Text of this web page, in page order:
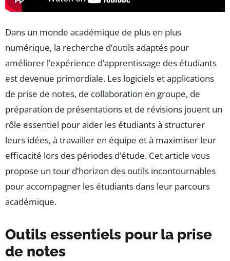
Dans un monde académique de plus en plus
numérique, la recherche d’outils adaptés pour
améliorer l’expérience d’apprentissage des étudiants
est devenue primordiale. Les logiciels et applications
de prise de notes, de collaboration en groupe, de
préparation de présentations et de révisions jouent un
rôle essentiel pour aider les étudiants à structurer
leurs idées, à travailler en équipe et à maximiser leur
efficacité lors des périodes d’étude. Cet article vous
propose un tour d’horizon des outils incontournables
pour accompagner les étudiants dans leur parcours
académique.
Outils essentiels pour la prise
de notes